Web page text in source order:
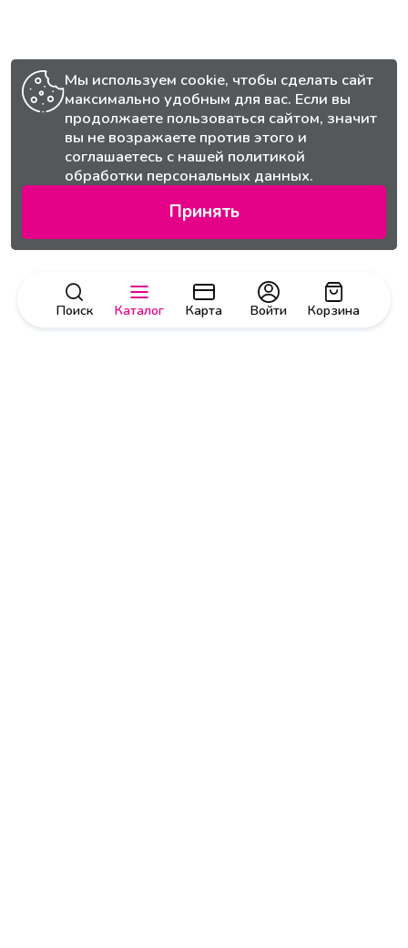
Поиск Каталог Карта Корзина
Войти
Мы используем cookie, чтобы сделать сайт
максимально удобным для вас. Если вы
продолжаете пользоваться сайтом, значит
вы не возражаете против этого и
соглашаетесь с нашей политикой
обработки персональных данных.
Принять